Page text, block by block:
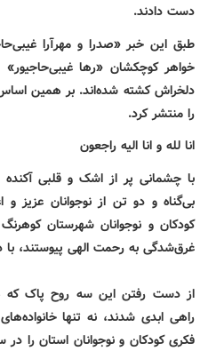
دست دادند.
طبق این خبر «صدرا و مهرآرا
خواهر کوچکشان «رها
دلخراش کشته شده‌اند. بر همین
را منتشر کرد.
انا لله و انا الیه راجعون
با چشمانی پر از اشک و قلبی آکنده
بی‌گناه و دو تن از نوجوانان عزیز
کودکان و نوجوانان شهرستان
غرق‌شدگی به رحمت الهی پیوستند،
از دست رفتن این سه روح پاک که
راهی ابدی شدند، نه تنها
فکری کودکان و نوجوانان استان را